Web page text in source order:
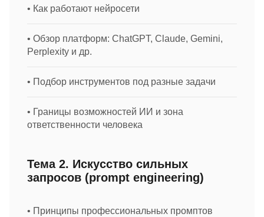
• Как работают нейросети
• Обзор платформ: ChatGPT, Claude, Gemini,
Perplexity и др.
• Подбор инструментов под разные задачи
• Границы возможностей ИИ и зона
ответственности человека
Тема 2. Искусство сильных
запросов (prompt engineering)
• Принципы профессиональных промптов